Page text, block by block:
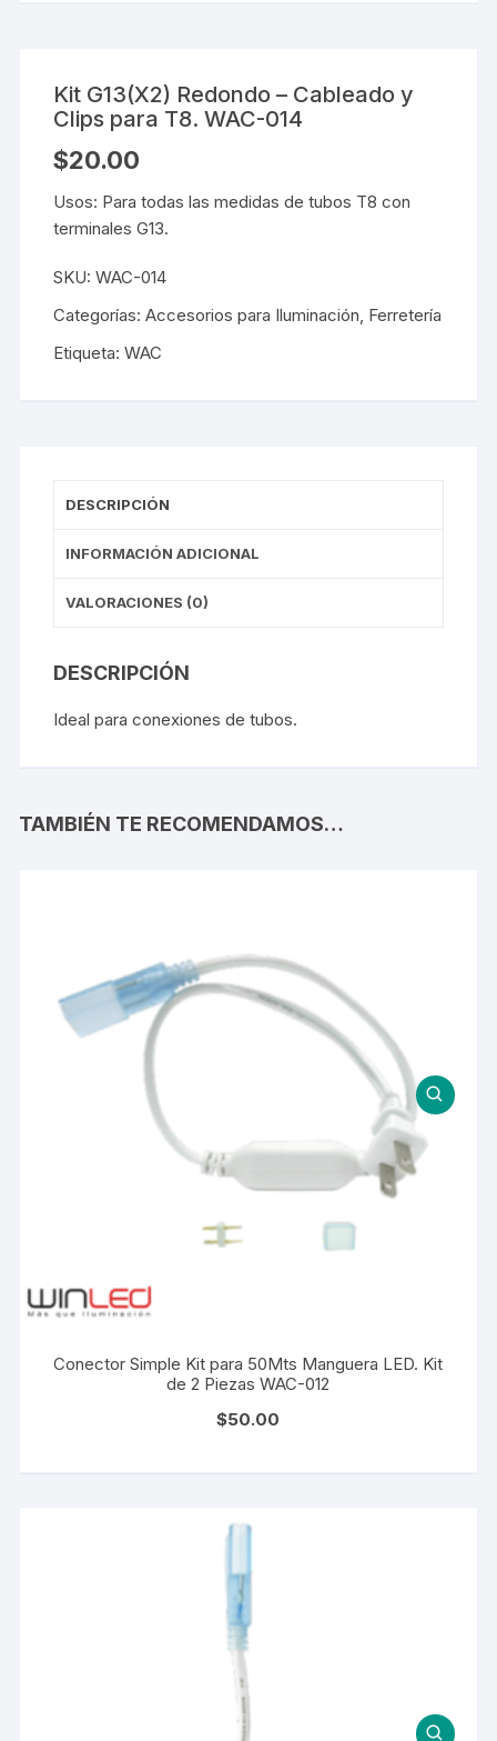
Kit G13(X2) Redondo – Cableado y
Clips para T8. WAC-014
$20.00
Usos: Para todas las medidas de tubos T8 con
terminales G13.
SKU:WAC-014
Categorías:Accesorios para Iluminación Ferretería
Etiqueta:WAC
DESCRIPCIÓN
INFORMACIÓN ADICIONAL
VALORACIONES (0)
DESCRIPCIÓN
Ideal para conexiones de tubos.
TAMBIÉN TE RECOMENDAMOS…
Conector Simple Kit para 50Mts Manguera LED. Kit
de 2 Piezas WAC-012
$50.00